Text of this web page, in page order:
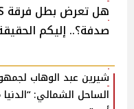
صدفة؟.. إليكم
شيرين عبد الوهاب
الساحل الشمالي: